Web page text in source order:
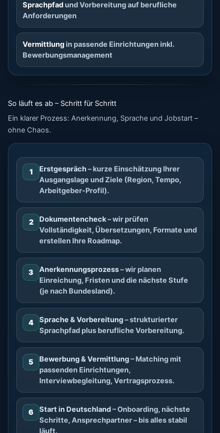
Sprachpfad und Vorbereitung auf berufliche
Anforderungen
Vermittlung in passende Einrichtungen inkl.
Bewerbungsmanagement
So läuft es ab – Schritt für Schritt
Ein klarer Prozess: Anerkennung, Sprache und Jobstart –
ohne Chaos.
1 Erstgespräch– kurze Einschätzung Ihrer
Ausgangslage und Ziele (Region, Tempo,
Arbeitgeber-Profil).
2 Dokumentencheck– wir prüfen
Vollständigkeit, Übersetzungen, Formate und
erstellen Ihre Roadmap.
3 Anerkennungsprozess– wir planen
Einreichung, Fristen und die nächste Stufe
(je nach Bundesland).
4 Sprache & Vorbereitung– strukturierter
Sprachpfad plus berufliche Vorbereitung.
5 Bewerbung & Vermittlung– Matching mit
passenden Einrichtungen,
Interviewbegleitung, Vertragsprozess.
6 Start in Deutschland – Onboarding, nächste
Schritte, Ansprechpartner – bis alles stabil
läuft.